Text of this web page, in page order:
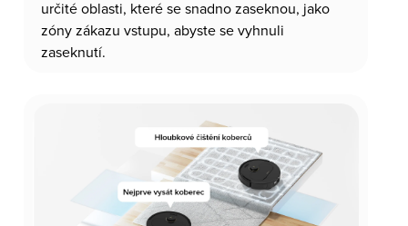
určité oblasti, které se snadno zaseknou, jako
zóny zákazu vstupu, abyste se vyhnuli
zaseknutí.